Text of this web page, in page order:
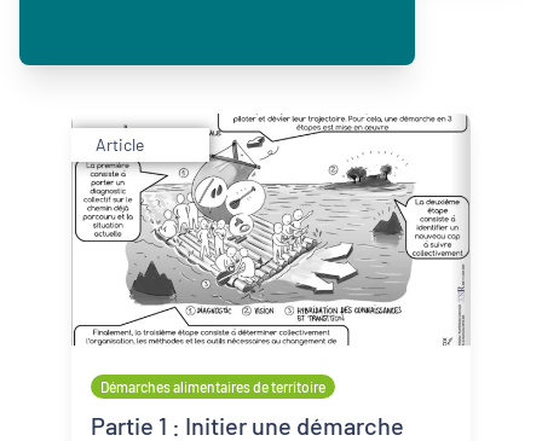
Article
Démarches alimentaires de territoire
Partie 1 : Initier une démarche